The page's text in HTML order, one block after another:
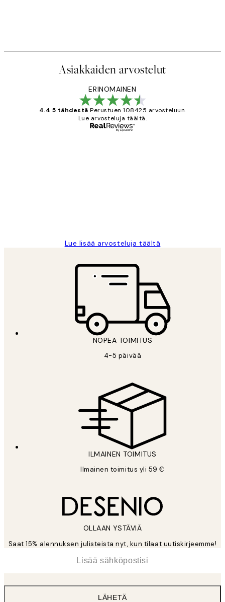
Asiakkaiden arvostelut
ERINOMAINEN
4.4 5 tähdestä Perustuen 108425 arvosteluun.
Lue arvosteluja täältä.
Lue lisää arvosteluja täältä
NOPEA TOIMITUS
4-5 päivää
ILMAINEN TOIMITUS
Ilmainen toimitus yli 59 €
OLLAAN YSTÄVIÄ
Saat 15% alennuksen julisteista nyt, kun tilaat uutiskirjeemme!
LÄHETÄ